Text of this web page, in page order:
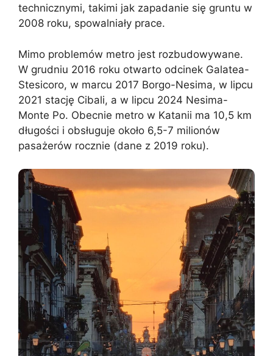
technicznymi, takimi jak zapadanie się gruntu w
2008 roku, spowalniały prace.
Mimo problemów metro jest rozbudowywane.
W grudniu 2016 roku otwarto odcinek Galatea-
Stesicoro, w marcu 2017 Borgo-Nesima, w lipcu
2021 stację Cibali, a w lipcu 2024 Nesima-
Monte Po. Obecnie metro w Katanii ma 10,5 km
długości i obsługuje około 6,5-7 milionów
pasażerów rocznie (dane z 2019 roku).